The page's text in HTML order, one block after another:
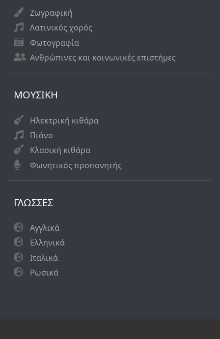
Ζωγραφική
Λατινικός χορός
Φωτογραφία
Ανθρώπινες και κοινωνικές επιστήμες
ΜΟΥΣΙΚΗ
Ηλεκτρική κιθάρα
Πιάνο
Κλασική κιθάρα
Φωνητικός προπονητής
ΓΛΩΣΣΕΣ
Αγγλικά
Eλληνικά
Ιταλικά
Ρωσικά